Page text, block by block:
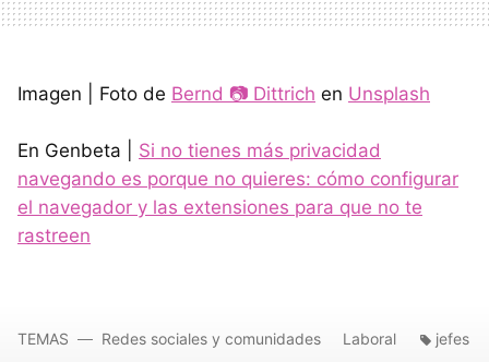
Imagen | Foto de Bernd 📷 Dittrich en Unsplash
En Genbeta | Si no tienes más privacidad
navegando es porque no quieres: cómo configurar
el navegador y las extensiones para que no te
rastreen
TEMAS Redes sociales y comunidades Laboral jefes